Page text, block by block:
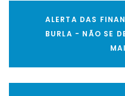
ALERTA DAS
BURLA - NÃO SE